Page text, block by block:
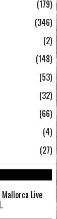
179
346
2
148
53
32
66
4
27
Live